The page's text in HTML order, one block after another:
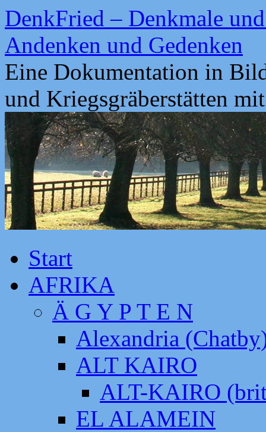
Zum
Inhalt
springen
DenkFried – Denkmale
Andenken und Gedenken
Eine Dokumentation in
und Kriegsgräberstätten
Start
AFRIKA
Ä G Y P T E N
Alexandria
ALT KAIRO
ALT-KAIRO
EL ALAMEIN